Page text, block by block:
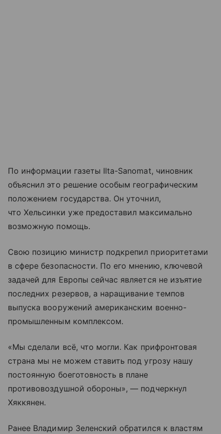
По информации газеты Ilta-Sanomat, чиновник
объяснил это решение особым географическим
положением государства. Он уточнил,
что Хельсинки уже предоставил максимально
возможную помощь.
Свою позицию министр подкрепил приоритетами
в сфере безопасности. По его мнению, ключевой
задачей для Европы сейчас является не изъятие
последних резервов, а наращивание темпов
выпуска вооружений американским военно-
промышленным комплексом.
«Мы сделали всё, что могли. Как прифронтовая
страна мы не можем ставить под угрозу нашу
постоянную боеготовность в плане
противовоздушной обороны», — подчеркнул
Хяккянен.
Ранее Владимир Зеленский обратился к властям